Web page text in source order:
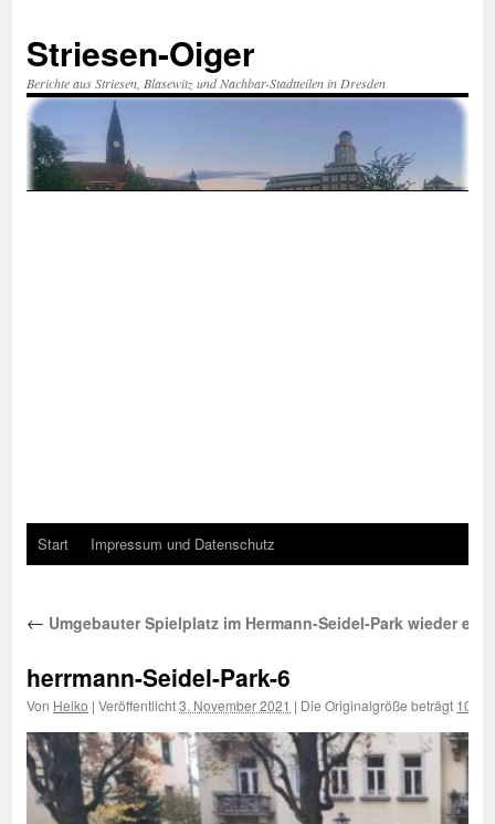
springen
Striesen-Oiger
Berichte aus Striesen, Blasewitz und Nachbar-Stadtteilen in Dresden
Start Impressum und Datenschutz
← Umgebauter Spielplatz im Hermann-Seidel-Park wieder
herrmann-Seidel-Park-6
Von Heiko | Veröffentlicht3. November 2021 | Die Originalgröße beträgt 1000